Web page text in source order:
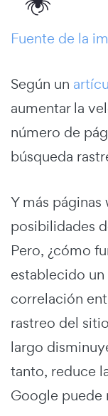
Fuente de la
Según un
aumentar la
número de
búsqueda
Y más
posibilidades
Pero, ¿cómo
establecido un
correlación
rastreo del
largo
tanto, reduce
Google puede